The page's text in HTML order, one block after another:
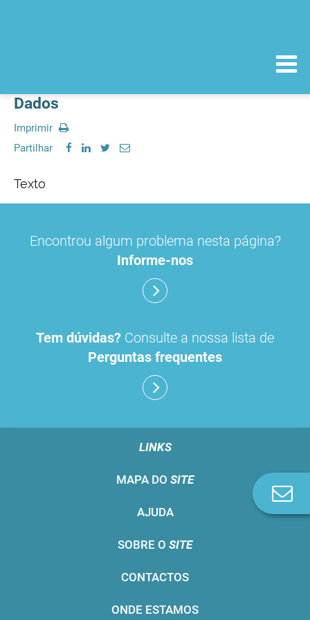
Dados
Imprimir
Partilhar
Texto
Encontrou algum problema nesta página?
Informe-nos
Tem dúvidas? Consulte a nossa lista de
Perguntas frequentes
LINKS
MAPA DO SITE
AJUDA
SOBRE O SITE
CONTACTOS
ONDE ESTAMOS